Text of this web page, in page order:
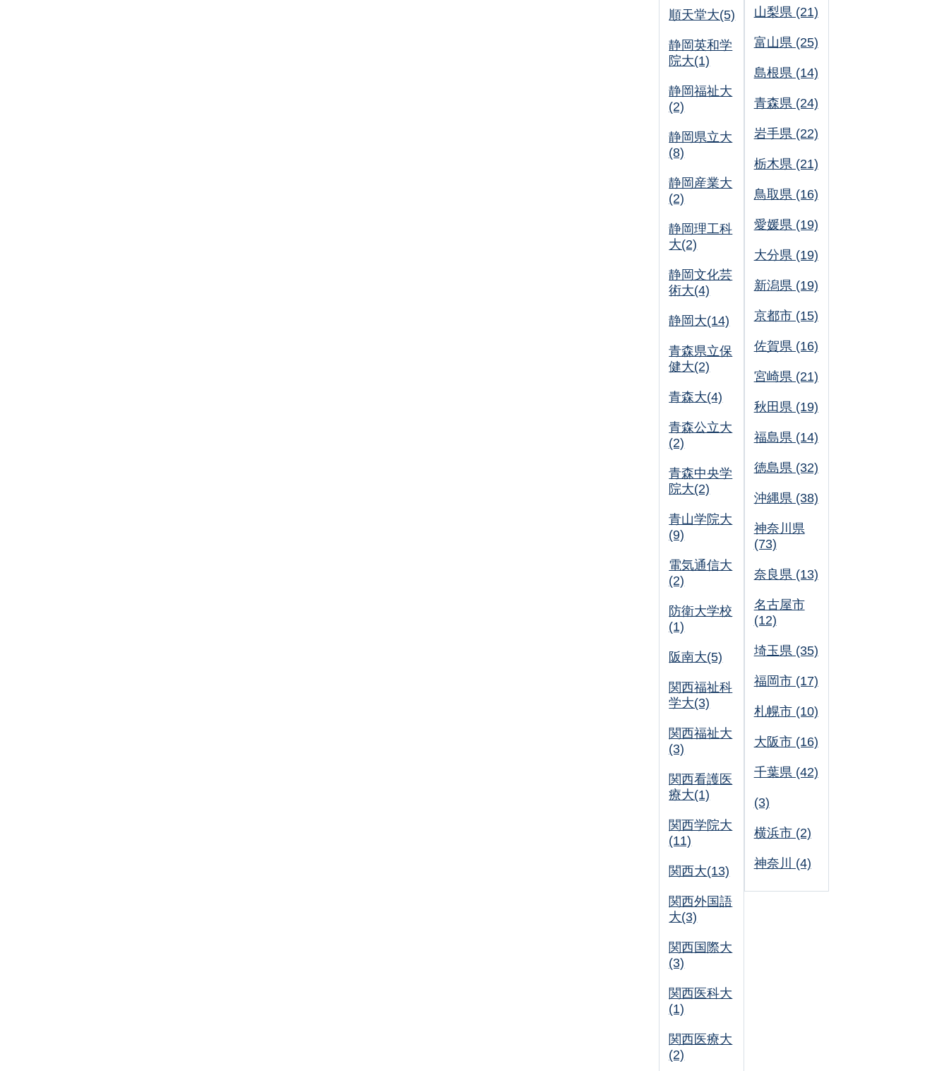
順天堂大(5)
静岡英和学
院大(1)
静岡福祉大
(2)
静岡県立大
(8)
静岡産業大
(2)
静岡理工科
大(2)
静岡文化芸
術大(4)
静岡大(14)
青森県立保
健大(2)
青森大(4)
青森公立大
(2)
青森中央学
院大(2)
青山学院大
(9)
電気通信大
(2)
防衛大学校
(1)
阪南大(5)
関西福祉科
学大(3)
関西福祉大
(3)
関西看護医
療大(1)
関西学院大
(11)
関西大(13)
関西外国語
大(3)
関西国際大
(3)
関西医科大
(1)
関西医療大
(2)
山梨県 (21)
富山県 (25)
島根県 (14)
青森県 (24)
岩手県 (22)
栃木県 (21)
鳥取県 (16)
愛媛県 (19)
大分県 (19)
新潟県 (19)
京都市 (15)
佐賀県 (16)
宮崎県 (21)
秋田県 (19)
福島県 (14)
徳島県 (32)
沖縄県 (38)
神奈川県
(73)
奈良県 (13)
名古屋市
(12)
埼玉県 (35)
福岡市 (17)
札幌市 (10)
大阪市 (16)
千葉県 (42)
(3)
横浜市 (2)
神奈川 (4)